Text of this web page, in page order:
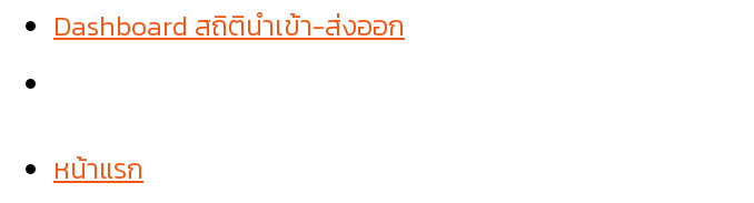
Dashboard สถิตินำเข้า-ส่งออก
หน้าแรก